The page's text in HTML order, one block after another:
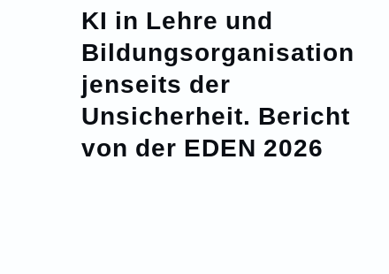
KI in Lehre und
Bildungsorganisation
jenseits der
Unsicherheit. Bericht
von der EDEN 2026